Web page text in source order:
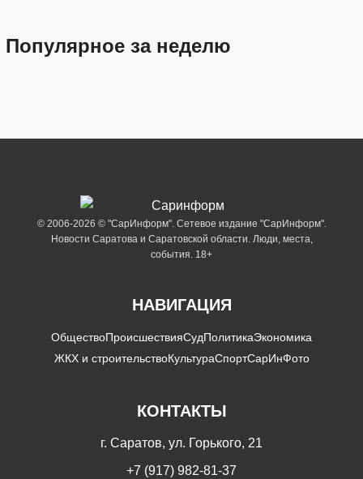
Популярное за неделю
© 2006-2026 © "СарИнформ". Сетевое издание "СарИнформ".
Новости Саратова и Саратовской области. Люди, места,
события. 18+
НАВИГАЦИЯ
ОбществоПроисшествияСудПолитикаЭкономика
ЖКХ и строительствоКультураСпортСарИнФото
КОНТАКТЫ
г. Саратов, ул. Горького, 21
+7 (917) 982-81-37